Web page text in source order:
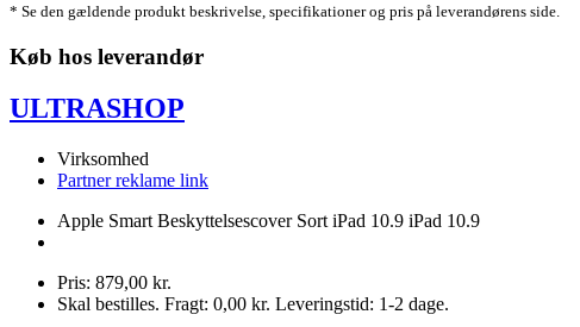
* Se den gældende produkt beskrivelse, specifikationer og pris på leverandørens side.
Køb hos leverandør
ULTRASHOP
Virksomhed
Partner reklame link
Apple Smart Beskyttelsescover Sort iPad 10.9 iPad 10.9
Pris: 879,00 kr.
Skal bestilles. Fragt: 0,00 kr. Leveringstid: 1-2 dage.